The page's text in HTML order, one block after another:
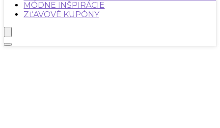
MÓDNE INŠPIRÁCIE
ZĽAVOVÉ KUPÓNY